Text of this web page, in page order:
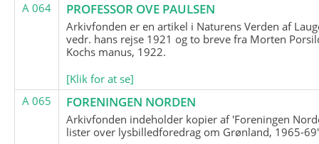
A 064 PROFESSOR OVE PAULSEN
Arkivfonden er en artikel i Naturens Verden af
vedr. hans rejse 1921 og to breve fra Morten
Kochs manus, 1922.
[Klik for at se]
A 065
FORENINGEN NORDEN
Arkivfonden indeholder kopier af 'Foreningen
lister over lysbilledforedrag om Grønland, 1965-